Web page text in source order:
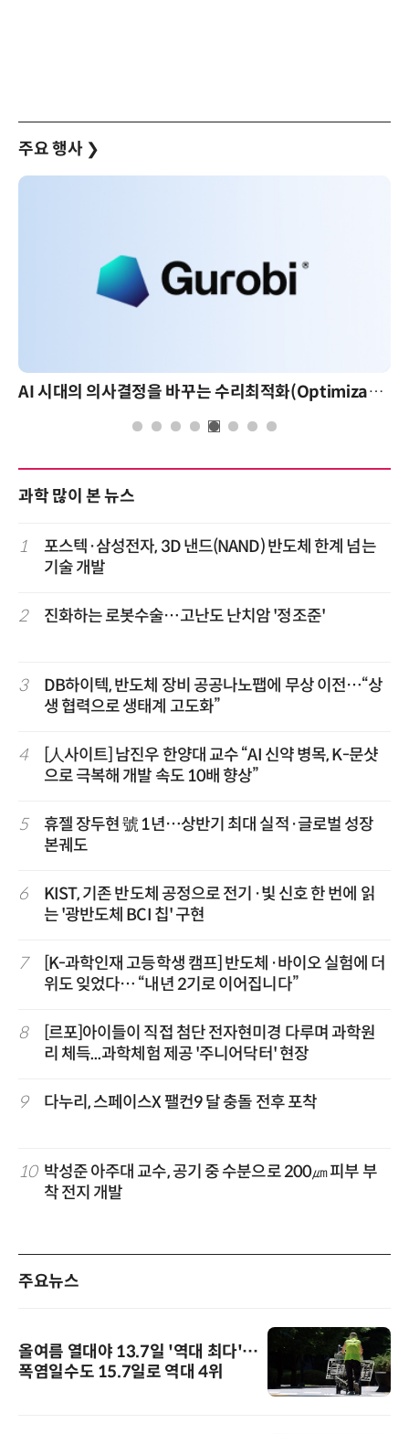
주요 행사 ❯
AI 시대의 의사결정을 바꾸는 수리최적화(Optimization): 실제 산업 적용 사례와 활용 전략
과학 많이 본 뉴스
1
포스텍·삼성전자, 3D 낸드(NAND) 반도체 한계 넘는
기술 개발
2 진화하는 로봇수술…고난도 난치암 '정조준'
3
DB하이텍, 반도체 장비 공공나노팹에 무상 이전…“상
생 협력으로 생태계 고도화”
4
[人사이트] 남진우 한양대 교수 “AI 신약 병목, K-문샷
으로 극복해 개발 속도 10배 향상”
5
휴젤 장두현 號 1년…상반기 최대 실적·글로벌 성장
본궤도
6
KIST, 기존 반도체 공정으로 전기·빛 신호 한 번에 읽
는 '광반도체 BCI 칩' 구현
7
[K-과학인재 고등학생 캠프] 반도체·바이오 실험에 더
위도 잊었다… “내년 2기로 이어집니다”
8
[르포]아이들이 직접 첨단 전자현미경 다루며 과학원
리 체득...과학체험 제공 '주니어닥터' 현장
9 다누리, 스페이스X 팰컨9 달 충돌 전후 포착
10 박성준 아주대 교수, 공기 중 수분으로 200㎛ 피부 부
착 전지 개발
주요뉴스
올여름 열대야 13.7일 '역대 최다'…
폭염일수도 15.7일로 역대 4위